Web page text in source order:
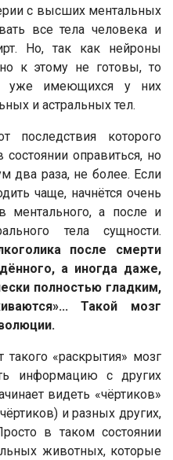
с высших ментальных
все тела человека и
Но, так как нейроны
к этому не готовы, то
уже имеющихся у них
и астральных тел.
которого
оправиться, но
два раза, не более. Если
чаще, начнётся очень
ментального, а после и
тела сущности.
после смерти
а иногда даже,
полностью гладким,
Такой мозг
«раскрытия» мозг
информацию с других
видеть «чёртиков»
и разных других,
в таком состоянии
животных, которые